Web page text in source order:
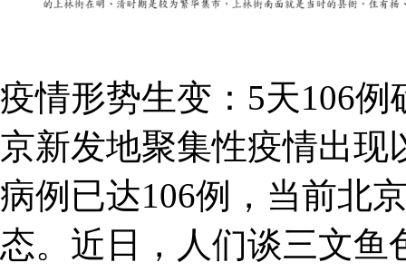
疫情形势生变：5天106
京新发地聚集性疫情出现
病例已达106例，当前北
态。近日，人们谈三文鱼